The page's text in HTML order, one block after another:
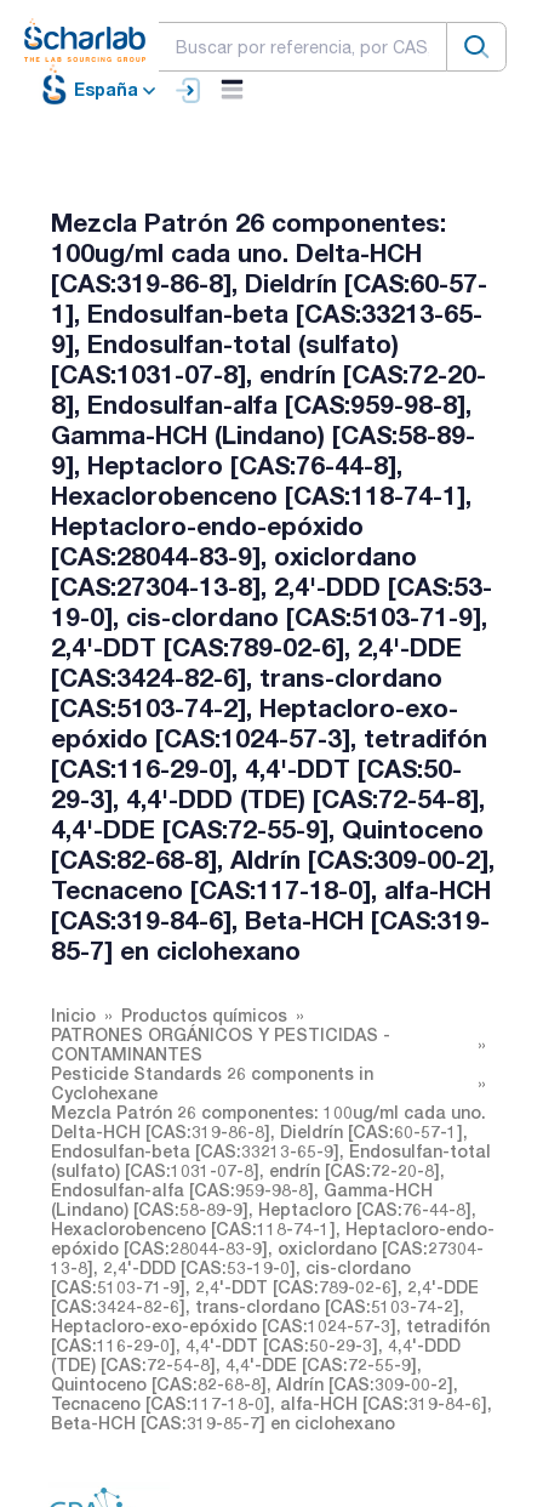
España
Mezcla Patrón 26 componentes:
100ug/ml cada uno. Delta-HCH
[CAS:319-86-8], Dieldrín [CAS:60-57-
1], Endosulfan-beta [CAS:33213-65-
9], Endosulfan-total (sulfato)
[CAS:1031-07-8], endrín [CAS:72-20-
8], Endosulfan-alfa [CAS:959-98-8],
Gamma-HCH (Lindano) [CAS:58-89-
9], Heptacloro [CAS:76-44-8],
Hexaclorobenceno [CAS:118-74-1],
Heptacloro-endo-epóxido
[CAS:28044-83-9], oxiclordano
[CAS:27304-13-8], 2,4'-DDD [CAS:53-
19-0], cis-clordano [CAS:5103-71-9],
2,4'-DDT [CAS:789-02-6], 2,4'-DDE
[CAS:3424-82-6], trans-clordano
[CAS:5103-74-2], Heptacloro-exo-
epóxido [CAS:1024-57-3], tetradifón
[CAS:116-29-0], 4,4'-DDT [CAS:50-
29-3], 4,4'-DDD (TDE) [CAS:72-54-8],
4,4'-DDE [CAS:72-55-9], Quintoceno
[CAS:82-68-8], Aldrín [CAS:309-00-2],
Tecnaceno [CAS:117-18-0], alfa-HCH
[CAS:319-84-6], Beta-HCH [CAS:319-
85-7] en ciclohexano
Inicio
Productos químicos
PATRONES ORGÁNICOS Y PESTICIDAS -
CONTAMINANTES
Pesticide Standards 26 components in
Cyclohexane
Mezcla Patrón 26 componentes: 100ug/ml cada uno.
Delta-HCH [CAS:319-86-8], Dieldrín [CAS:60-57-1],
Endosulfan-beta [CAS:33213-65-9], Endosulfan-total
(sulfato) [CAS:1031-07-8], endrín [CAS:72-20-8],
Endosulfan-alfa [CAS:959-98-8], Gamma-HCH
(Lindano) [CAS:58-89-9], Heptacloro [CAS:76-44-8],
Hexaclorobenceno [CAS:118-74-1], Heptacloro-endo-
epóxido [CAS:28044-83-9], oxiclordano [CAS:27304-
13-8], 2,4'-DDD [CAS:53-19-0], cis-clordano
[CAS:5103-71-9], 2,4'-DDT [CAS:789-02-6], 2,4'-DDE
[CAS:3424-82-6], trans-clordano [CAS:5103-74-2],
Heptacloro-exo-epóxido [CAS:1024-57-3], tetradifón
[CAS:116-29-0], 4,4'-DDT [CAS:50-29-3], 4,4'-DDD
(TDE) [CAS:72-54-8], 4,4'-DDE [CAS:72-55-9],
Quintoceno [CAS:82-68-8], Aldrín [CAS:309-00-2],
Tecnaceno [CAS:117-18-0], alfa-HCH [CAS:319-84-6],
Beta-HCH [CAS:319-85-7] en ciclohexano